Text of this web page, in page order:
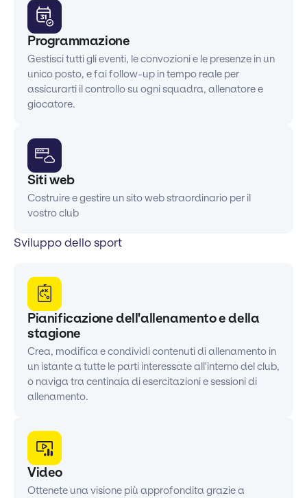
Programmazione
Gestisci tutti gli eventi, le convozioni e le presenze in un
unico posto, e fai follow-up in tempo reale per
assicurarti il controllo su ogni squadra, allenatore e
giocatore.
Siti web
Costruire e gestire un sito web straordinario per il
vostro club
Sviluppo dello sport
Pianificazione dell'allenamento e della
stagione
Crea, modifica e condividi contenuti di allenamento in
un istante a tutte le parti interessate all'interno del club,
o naviga tra centinaia di esercitazioni e sessioni di
allenamento.
Video
Ottenete una visione più approfondita grazie a